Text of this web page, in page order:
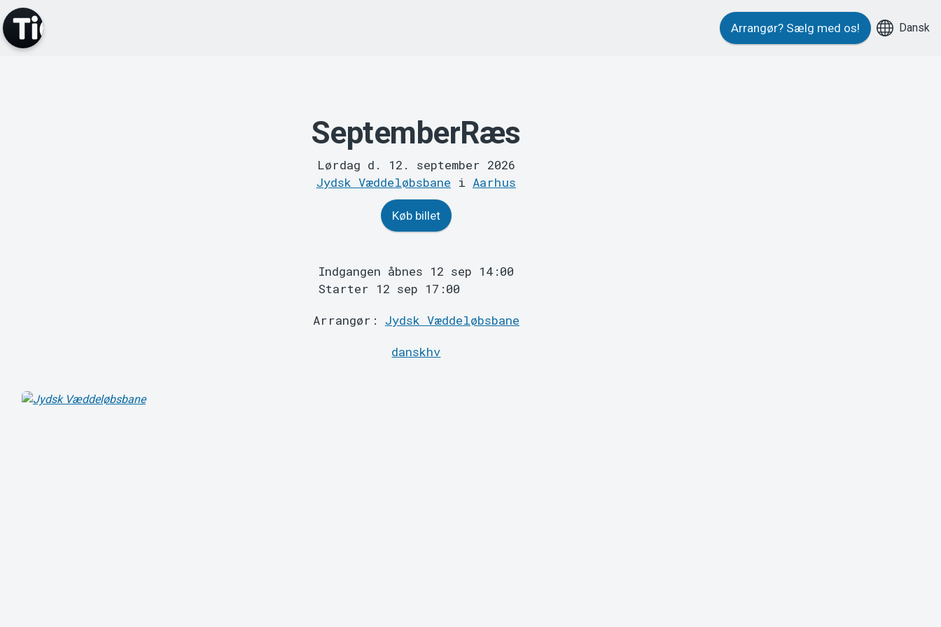
Arrangør? Sælg med os! Dansk
SeptemberRæs
Lørdag d. 12. september 2026
Jydsk Væddeløbsbane i Aarhus
Køb billet
Indgangen åbnes 12 sep 14:00
Starter 12 sep 17:00
Arrangør: Jydsk Væddeløbsbane
danskhv